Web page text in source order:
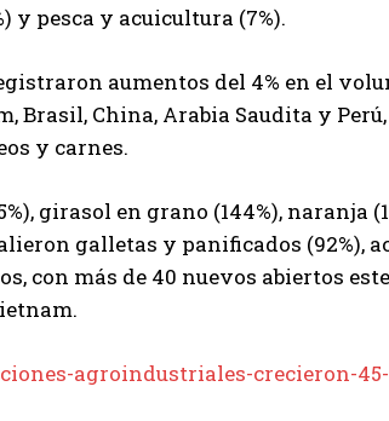
y pesca y acuicultura (7%).
aumentos del 4% en el
China, Arabia Saudita y
y carnes.
girasol en grano (144%), naranja
galletas y panificados (92%),
con más de 40 nuevos abiertos
agroindustriales-crecieron-